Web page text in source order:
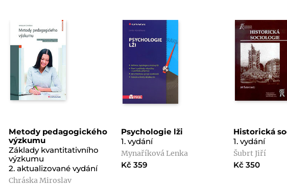
Metody pedagogického
výzkumu
Základy kvantitativního
výzkumu
2. aktualizované vydání
Chráska Miroslav
Psychologie lži
1. vydání
Mynaříková Lenka
Kč 359
Historická
1. vydání
Šubrt Jiří
Kč 350